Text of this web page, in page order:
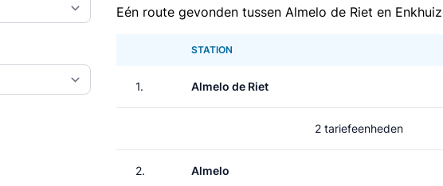
Eén route gevonden tussen Almelo de Riet en
STATION
1. Almelo de Riet
2 tariefeenheden
2. Almelo